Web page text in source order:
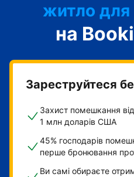
житло для
готель
на
Зареструйтеся
Захист помешкання
1 млн доларів США
45% господарів
перше бронювання
Ви самі обираєте